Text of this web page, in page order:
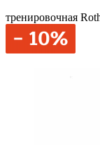
тренировочная